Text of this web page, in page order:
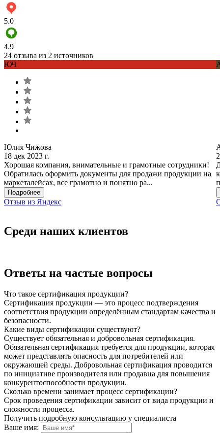
5.0
4.9
24 отзыва из 2 источников
ЮЧ
Юлия Чижова
18 дек 2023 г.
Хорошая компания, внимательные и грамотные сотрудники!
Обратилась оформить документы для продажи продукции на
маркеталейсах, все грамотно и понятно ра...
Подробнее
Отзыв из Яндекс
Среди наших клиентов
Ответы на частые вопросы
Что такое сертификация продукции?
Сертификация продукции — это процесс подтверждения
соответствия продукции определённым стандартам качества и
безопасности.
Какие виды сертификации существуют?
Существует обязательная и добровольная сертификация.
Обязательная сертификация требуется для продукции, которая
может представлять опасность для потребителей или
окружающей среды. Добровольная сертификация проводится
по инициативе производителя или продавца для повышения
конкурентоспособности продукции.
Сколько времени занимает процесс сертификации?
Срок проведения сертификации зависит от вида продукции и
сложности процесса.
Получить подробную консультацию у специалиста
Ваше имя: